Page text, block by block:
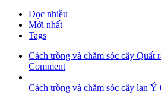
Đọc nhiều
Mới nhất
Tags
Cách trồng và chăm sóc cây Quất
Comment
Cách trồng và chăm sóc cây lan Ý